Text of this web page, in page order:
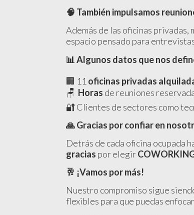
🧠 También impulsamos
Además de las oficinas privadas,
espacio pensado para
📊Algunos datos que nos
🏢 11 oficinas privadas
🪑 Horas de reuniones
🔐 Clientes de sectores como
🙏Gracias por confiar en
Detrás de cada oficina ocupada
gracias por elegir
🥂 ¡Vamos por más!
Nuestro compromiso sigue
flexibles para que puedas